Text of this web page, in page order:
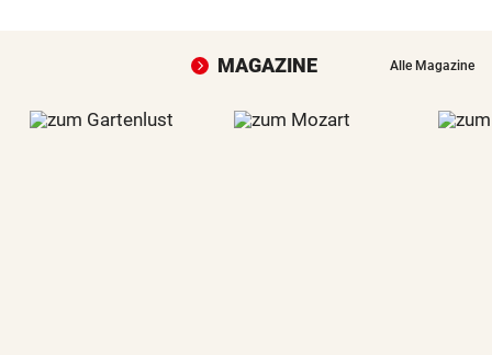
MAGAZINE Alle Magazine